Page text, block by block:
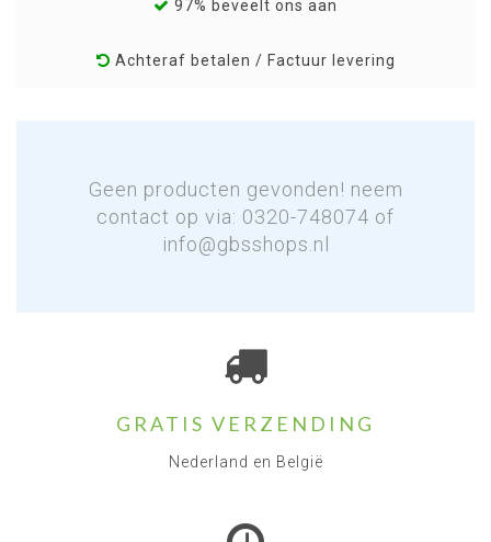
97% beveelt ons aan
Achteraf betalen / Factuur levering
Geen producten gevonden! neem
contact op via: 0320-748074 of
info@gbsshops.nl
GRATIS VERZENDING
Nederland en België